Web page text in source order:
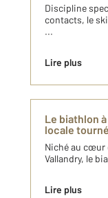
Discipline
contacts, le
...
Lire plus
Le biathlon
locale
Niché au cœur
Vallandry, le
Lire plus